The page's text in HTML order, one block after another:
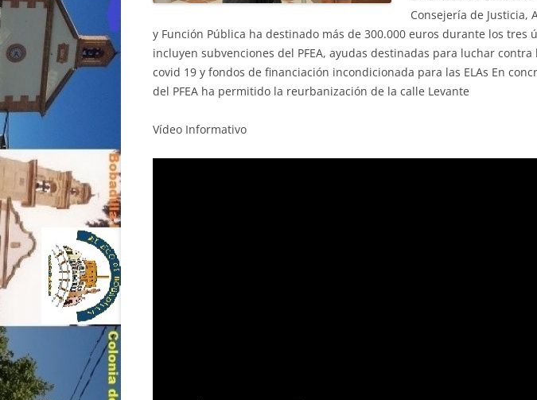
Consejería de Justicia,
y Función Pública ha destinado más de 300.000 euros durante los tres
incluyen subvenciones del PFEA, ayudas destinadas para luchar contra
covid 19 y fondos de financiación incondicionada para las ELAs En
del PFEA ha permitido la reurbanización de la calle Levante
Vídeo Informativo